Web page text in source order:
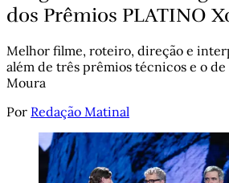
dos Prêmios PLATINO
Melhor filme, roteiro, direção e
além de três prêmios técnicos e o
Moura
Por Redação Matinal